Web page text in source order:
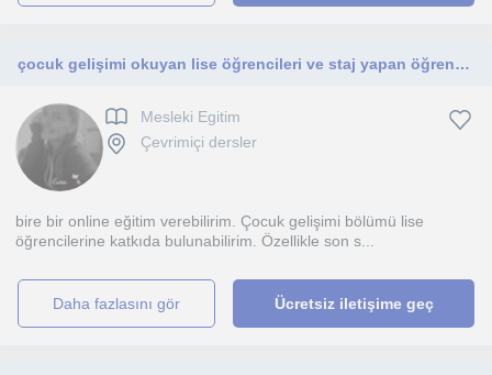
çocuk gelişimi okuyan lise öğrencileri ve staj yapan öğrenciler
Mesleki Egitim
Çevrimiçi dersler
bire bir online eğitim verebilirim. Çocuk gelişimi bölümü lise
öğrencilerine katkıda bulunabilirim. Özellikle son s...
daha fazlasını gör Ücretsiz iletişime geç